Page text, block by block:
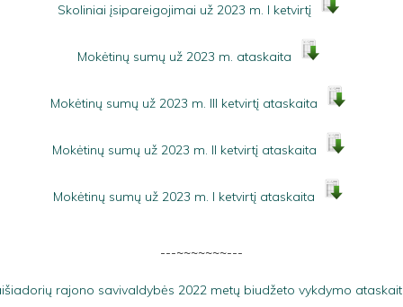
Skoliniai įsipareigojimai už 2023 m. I ketvirtį
Mokėtinų sumų už 2023 m. ataskaita
Mokėtinų sumų už 2023 m. III ketvirtį ataskaita
Mokėtinų sumų už 2023 m. II ketvirtį ataskaita
Mokėtinų sumų už 2023 m. I ketvirtį ataskaita
---~~~~~~~---
rajono savivaldybės 2022 metų biudžeto vykdymo